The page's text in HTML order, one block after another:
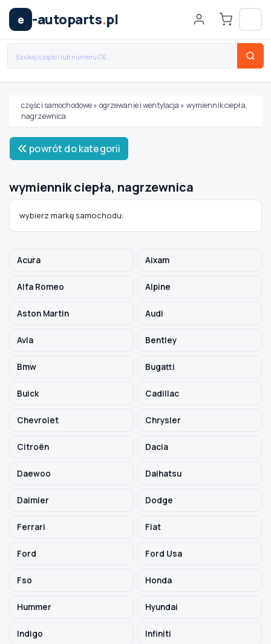
e -autoparts.pl
Wybierz swój pojazd
MARKA
MODEL
Szukaj pasujących części
części samochodowe» ogrzewanie i wentylacja » wymiennik ciepła,
nagrzewnica
powrót do kategorii
wymiennik ciepła, nagrzewnica
wybierz markę samochodu:
Acura Aixam
Alfa Romeo Alpine
Aston Martin Audi
Avia Bentley
Bmw Bugatti
Buick Cadillac
Chevrolet Chrysler
Citroën Dacia
Daewoo Daihatsu
Daimler Dodge
Ferrari Fiat
Ford Ford Usa
Fso Honda
Hummer Hyundai
Indigo Infiniti